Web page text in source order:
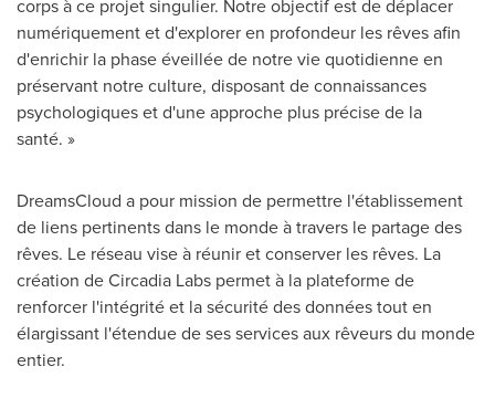
corps à ce projet singulier. Notre objectif est de déplacer
numériquement et d'explorer en profondeur les rêves afin
d'enrichir la phase éveillée de notre vie quotidienne en
préservant notre culture, disposant de connaissances
psychologiques et d'une approche plus précise de la
santé. »
DreamsCloud a pour mission de permettre l'établissement
de liens pertinents dans le monde à travers le partage des
rêves. Le réseau vise à réunir et conserver les rêves. La
création de Circadia Labs permet à la plateforme de
renforcer l'intégrité et la sécurité des données tout en
élargissant l'étendue de ses services aux rêveurs du monde
entier.